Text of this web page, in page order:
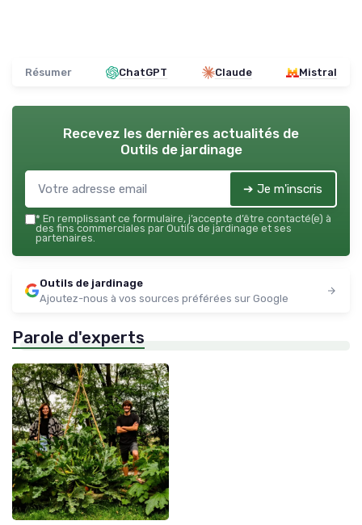
Résumer ChatGPT Claude Mistral
Recevez les dernières actualités de
Outils de jardinage
➔ Je m'inscris
* En remplissant ce formulaire, j’accepte d’être contacté(e) à
des fins commerciales par Outils de jardinage et ses
partenaires.
Outils de jardinage
Ajoutez-nous à vos sources préférées sur Google
Parole d'experts